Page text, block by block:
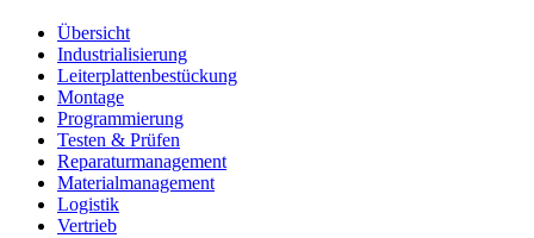
Übersicht
Industrialisierung
Leiterplattenbestückung
Montage
Programmierung
Testen & Prüfen
Reparaturmanagement
Materialmanagement
Logistik
Vertrieb